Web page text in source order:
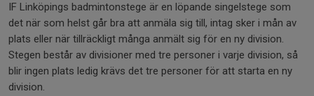
IF Linköpings badmintonstege är en löpande singelstege som
det när som helst går bra att anmäla sig till, intag sker i mån av
plats eller när tillräckligt många anmält sig för en ny division.
Stegen består av divisioner med tre personer i varje division, så
blir ingen plats ledig krävs det tre personer för att starta en ny
division.